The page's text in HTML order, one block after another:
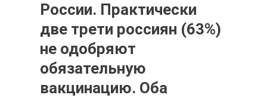
России. Практически
две трети россиян (63%)
не одобряют
обязательную
вакцинацию. Оба